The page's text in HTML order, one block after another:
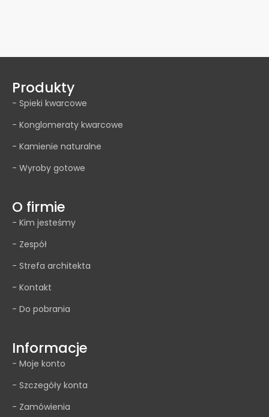
Produkty
- Spieki kwarcowe
- Konglomeraty kwarcowe
- Kamienie naturalne
- Wyroby gotowe
O firmie
- Kim jesteśmy
- Zespół
- Strefa architekta
- Kontakt
- Do pobrania
Informacje
- Moje konto
- Szczegóły konta
- Zamówienia